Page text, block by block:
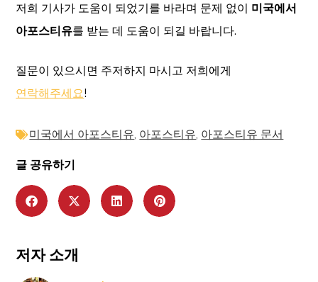
저희 기사가 도움이 되었기를 바라며 문제 없이
미국에서
아포스티유를 받는 데 도움이 되길 바랍니다.
질문이 있으시면 주저하지 마시고 저희에게
연락해주세요!
미국에서 아포스티유, 아포스티유, 아포스티유 문서
글 공유하기
저자 소개